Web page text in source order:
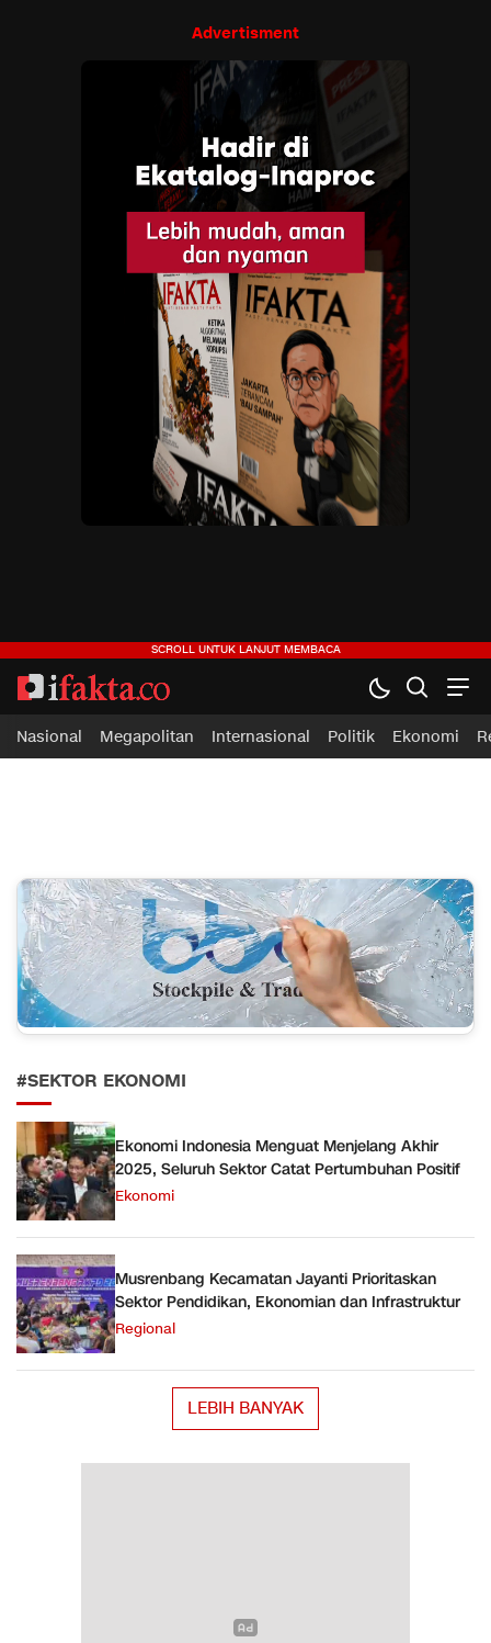
Advertisment
ifakta.co
#pastibenar
Nasional Megapolitan Internasional Politik Ekonomi
#SEKTOR EKONOMI
Ekonomi Indonesia Menguat Menjelang Akhir
2025, Seluruh Sektor Catat Pertumbuhan Positif
Ekonomi
Musrenbang Kecamatan Jayanti Prioritaskan
Sektor Pendidikan, Ekonomian dan Infrastruktur
Regional
LEBIH BANYAK